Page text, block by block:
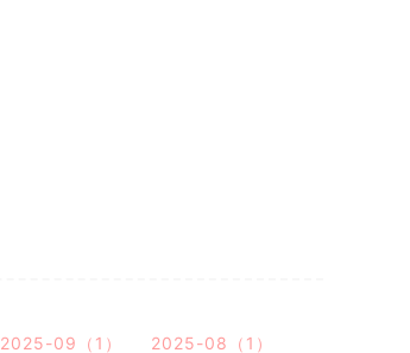
2025-09（1）
2025-08（1）